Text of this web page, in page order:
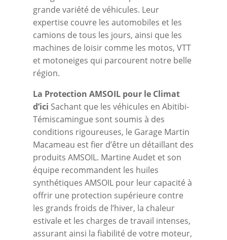
grande variété de véhicules. Leur
expertise couvre les automobiles et les
camions de tous les jours, ainsi que les
machines de loisir comme les motos, VTT
et motoneiges qui parcourent notre belle
région.
La Protection AMSOIL pour le Climat
d’ici Sachant que les véhicules en Abitibi-
Témiscamingue sont soumis à des
conditions rigoureuses, le Garage Martin
Macameau est fier d’être un détaillant des
produits AMSOIL. Martine Audet et son
équipe recommandent les huiles
synthétiques AMSOIL pour leur capacité à
offrir une protection supérieure contre
les grands froids de l’hiver, la chaleur
estivale et les charges de travail intenses,
assurant ainsi la fiabilité de votre moteur,